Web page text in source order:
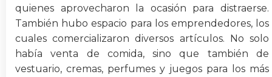
quienes aprovecharon la ocasión para distraerse.
También hubo espacio para los emprendedores, los
cuales comercializaron diversos artículos. No solo
había venta de comida, sino que también de
vestuario, cremas, perfumes y juegos para los más